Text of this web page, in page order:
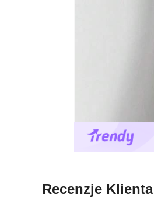
Recenzje Klienta